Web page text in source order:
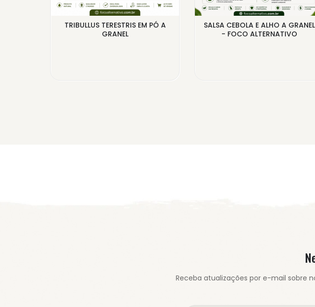
TRIBULLUS TERESTRIS EM PÓ A
GRANEL
SALSA CEBOLA E ALHO A GRANEL
- FOCO ALTERNATIVO
Receba atualizações por e-mail sobre